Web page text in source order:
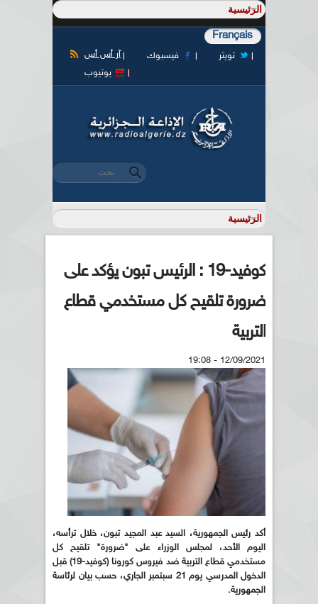
Français
آر أس أس فيسبوك
تويتر
يوتيوب
استمارة البحث
‏بحث ‏
كوفيد-19 : الرئيس تبون يؤكد على
ضرورة تلقيح كل مستخدمي قطاع
التربية
12/09/2021 - 19:08
أكد رئيس الجمهورية، السيد عبد المجيد تبون، خلال ترأسه،
اليوم الأحد، لمجلس الوزراء على "ضرورة" تلقيح كل
مستخدمي قطاع التربية ضد فيروس كورونا (كوفيد-19) قبل
الدخول المدرسي يوم 21 سبتمبر الجاري، حسب بيان لرئاسة
الجمهورية.